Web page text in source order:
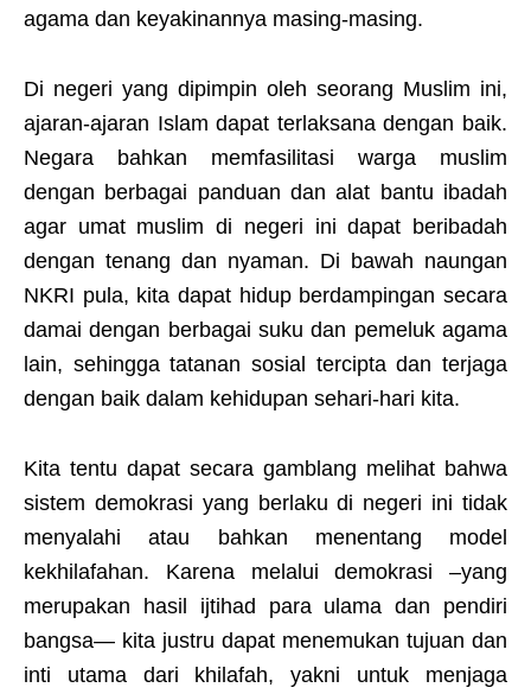
agama dan keyakinannya masing-masing.
Di negeri yang dipimpin oleh seorang Muslim ini,
ajaran-ajaran Islam dapat terlaksana dengan baik.
Negara bahkan memfasilitasi warga muslim
dengan berbagai panduan dan alat bantu ibadah
agar umat muslim di negeri ini dapat beribadah
dengan tenang dan nyaman. Di bawah naungan
NKRI pula, kita dapat hidup berdampingan secara
damai dengan berbagai suku dan pemeluk agama
lain, sehingga tatanan sosial tercipta dan terjaga
dengan baik dalam kehidupan sehari-hari kita.
Kita tentu dapat secara gamblang melihat bahwa
sistem demokrasi yang berlaku di negeri ini tidak
menyalahi atau bahkan menentang model
kekhilafahan. Karena melalui demokrasi –yang
merupakan hasil ijtihad para ulama dan pendiri
bangsa— kita justru dapat menemukan tujuan dan
inti utama dari khilafah, yakni untuk menjaga